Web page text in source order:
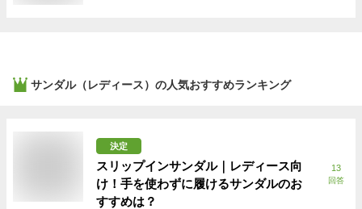
サンダル（レディース） の人気おすすめランキング
決定
スリップインサンダル｜レディース向
け！手を使わずに履けるサンダルのお
すすめは？
13
回答